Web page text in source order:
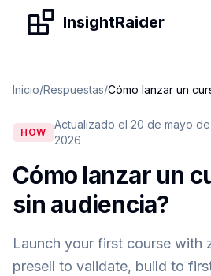
Skip to contentInsightRaider
Inicio/Respuestas/Cómo lanzar un
HOW
Actualizado el 20 de mayo de
2026
Cómo lanzar un
sin audiencia?
Launch your first course with
presell to validate, build to